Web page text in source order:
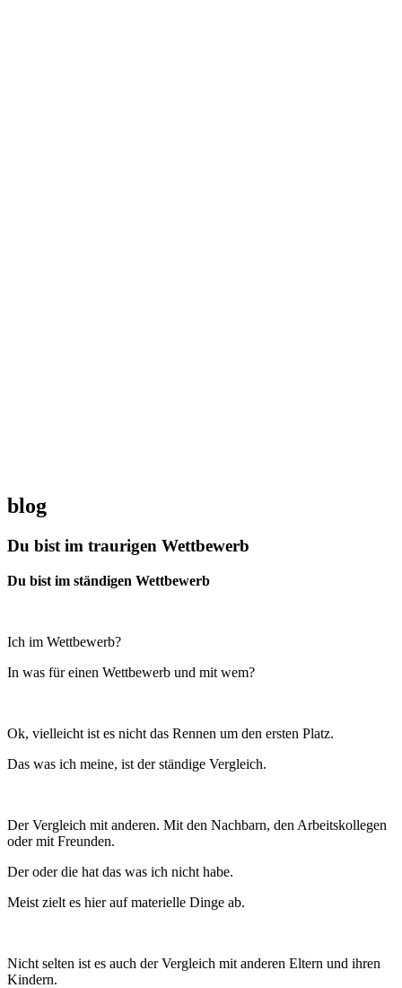
blog
Du bist im traurigen Wettbewerb
Du bist im ständigen Wettbewerb
Ich im Wettbewerb?
In was für einen Wettbewerb und mit wem?
Ok, vielleicht ist es nicht das Rennen um den ersten Platz.
Das was ich meine, ist der ständige Vergleich.
Der Vergleich mit anderen. Mit den Nachbarn, den Arbeitskollegen
oder mit Freunden.
Der oder die hat das was ich nicht habe.
Meist zielt es hier auf materielle Dinge ab.
Nicht selten ist es auch der Vergleich mit anderen Eltern und ihren
Kindern.